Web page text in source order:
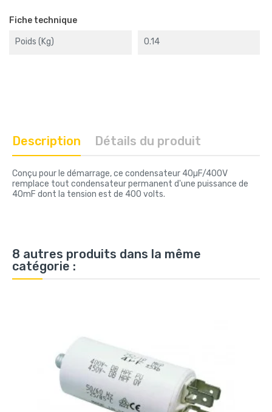
Fiche technique
Poids (kg) 0.14
Description Détails du produit
Conçu pour le démarrage, ce condensateur 40µF/400V
remplace tout condensateur permanent d'une puissance de
40mF dont la tension est de 400 volts.
8 autres produits dans la même
catégorie :